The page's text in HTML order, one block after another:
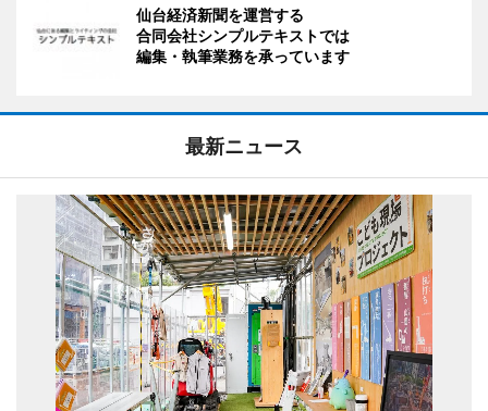
仙台経済新聞を運営する
合同会社シンプルテキストでは
編集・執筆業務を承っています
最新ニュース